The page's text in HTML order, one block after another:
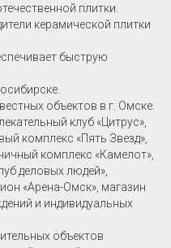
плитки.
керамической плитки
быструю
объектов в г. Омске:
клуб «Цитрус»,
комплекс «Пять Звезд»,
комплекс «Камелот»,
деловых людей»,
«Арена-Омск», магазин
и индивидуальных
объектов